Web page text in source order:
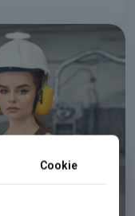
Cookie